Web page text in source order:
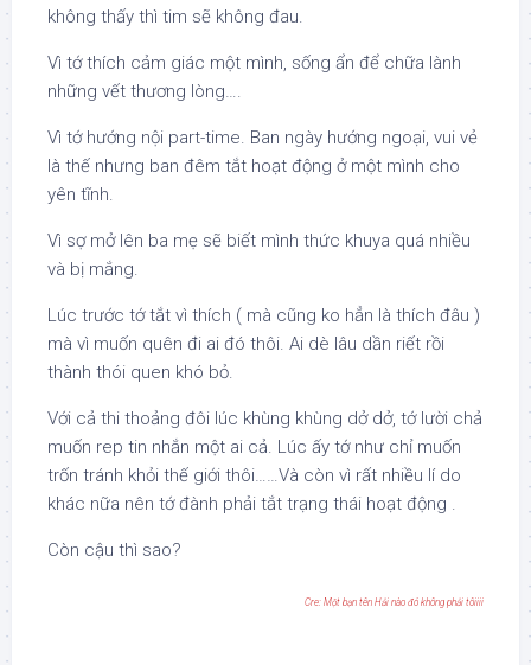
không thấy thì tim sẽ không đau.
Vì tớ thích cảm giác một mình, sống ẩn để chữa lành
những vết thương lòng….
Vì tớ hướng nội part-time. Ban ngày hướng ngoại, vui vẻ
là thế nhưng ban đêm tắt hoạt động ở một mình cho
yên tĩnh.
Vì sợ mở lên ba mẹ sẽ biết mình thức khuya quá nhiều
và bị mắng.
Lúc trước tớ tắt vì thích ( mà cũng ko hẳn là thích đâu )
mà vì muốn quên đi ai đó thôi. Ai dè lâu dần riết rồi
thành thói quen khó bỏ.
Với cả thi thoảng đôi lúc khùng khùng dở dở, tớ lười chả
muốn rep tin nhắn một ai cả. Lúc ấy tớ như chỉ muốn
trốn tránh khỏi thế giới thôi……Và còn vì rất nhiều lí do
khác nữa nên tớ đành phải tắt trạng thái hoạt động .
Còn cậu thì sao?
Cre: Một bạn tên Hải nào đó không phải tôiiii